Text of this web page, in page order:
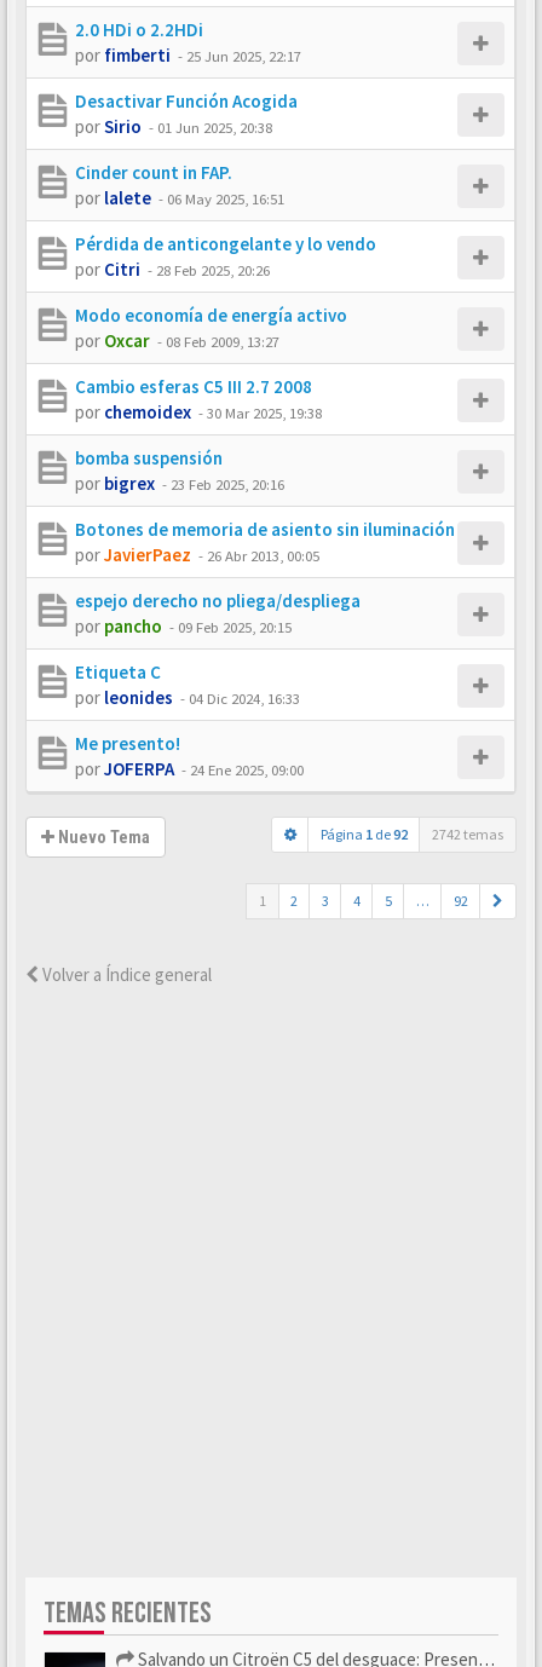
2.0 HDi o 2.2HDi
por fimberti - 25 Jun 2025, 22:17
Desactivar Función Acogida
porSirio - 01 Jun 2025, 20:38
Cinder count in FAP.
por lalete - 06 May 2025, 16:51
Pérdida de anticongelante y lo vendo
por Citri - 28 Feb 2025, 20:26
Modo economía de energía activo
por Oxcar - 08 Feb 2009, 13:27
Cambio esferas C5 III 2.7 2008
por chemoidex -30 Mar 2025, 19:38
bomba suspensión
por bigrex - 23 Feb 2025, 20:16
Botones de memoria de asiento sin iluminación
porJavierPaez - 26 Abr 2013, 00:05
espejo derecho no pliega/despliega
por pancho - 09 Feb 2025, 20:15
Etiqueta C
por leonides - 04 Dic 2024, 16:33
Me presento!
porJOFERPA - 24 Ene 2025, 09:00
Nuevo Tema Página 1 de92 2742 temas
1 2 3 4 5 … 92
Volver a Índice general
TEMAS RECIENTES
Salvando un Citroën C5 del desguace: Presentación y seguimiento